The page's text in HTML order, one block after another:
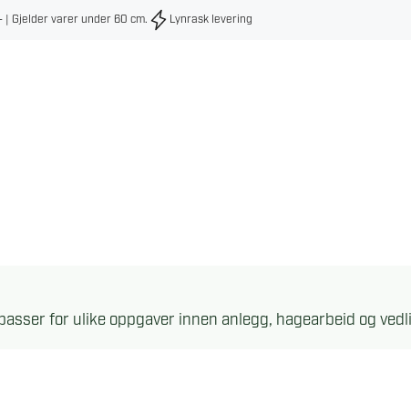
| Gjelder varer under 60 cm. Lynrask levering
for ulike oppgaver innen anlegg, hagearbeid og